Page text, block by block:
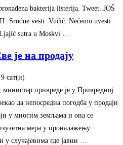
bakterija listerija. Tweet. JOŠ
Srodne vesti. Vučić: Nećemo uvesti
sutra u Moskvi …
је на продају
сат(и)‎
привреде је у Привредној
да непосредна погодба у продаји
у многим земљама и она се
мера у проналажењу
у случајевима где јавни …